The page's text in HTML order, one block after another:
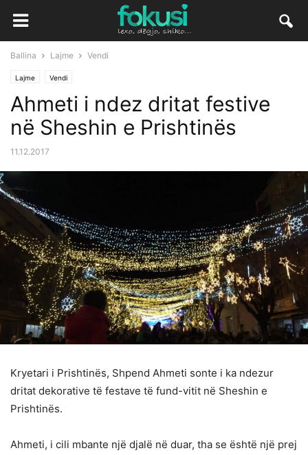
Ballina Lajme Vendi
Lajme Vendi
​Ahmeti i ndez dritat festive
në Sheshin e Prishtinës
11.12.2017
Kryetari i Prishtinës, Shpend Ahmeti sonte i ka ndezur
dritat dekorative të festave të fund-vitit në Sheshin e
Prishtinës.
Ahmeti, i cili mbante një djalë në duar, tha se është një prej